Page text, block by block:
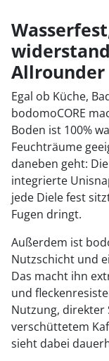
Allrounder
Egal ob Küche,
bodomoCORE
Boden ist 100%
Feuchträume
daneben geht:
integrierte
jede Diele fest
Fugen dringt.
Außerdem ist
Nutzschicht und
Das macht ihn
und
Nutzung,
verschüttetem
sieht dabei